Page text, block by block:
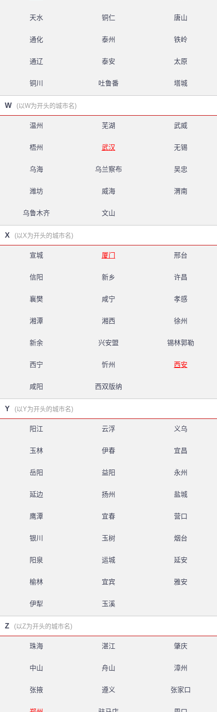
天水 铜仁 唐山
通化 泰州 铁岭
通辽 泰安 太原
铜川 吐鲁番 塔城
W (以W为开头的城市名)
温州 芜湖 武威
梧州 武汉 无锡
乌海 乌兰察布 吴忠
潍坊 威海 渭南
乌鲁木齐 文山
X (以X为开头的城市名)
宣城 厦门 邢台
信阳 新乡 许昌
襄樊 咸宁 孝感
湘潭 湘西 徐州
新余 兴安盟 锡林郭勒
西宁 忻州 西安
咸阳 西双版纳
Y (以Y为开头的城市名)
阳江 云浮 义乌
玉林 伊春 宜昌
岳阳 益阳 永州
延边 扬州 盐城
鹰潭 宜春 营口
银川 玉树 烟台
阳泉 运城 延安
榆林 宜宾 雅安
伊犁 玉溪
Z (以Z为开头的城市名)
珠海 湛江 肇庆
中山 舟山 漳州
张掖 遵义 张家口